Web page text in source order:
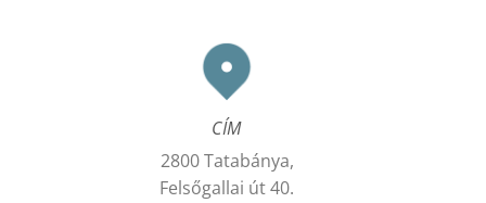
CÍM
2800 Tatabánya,
Felsőgallai út 40.